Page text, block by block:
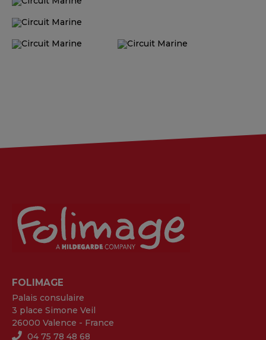
FOLIMAGE
Palais consulaire
3 place Simone Veil
26000 Valence - France
04 75 78 48 68